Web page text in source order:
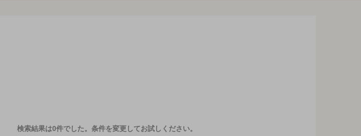
検索結果は0件でした。 条件を変更してお試しください。